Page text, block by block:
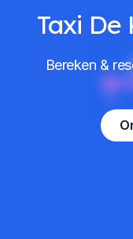
Taxi De
Bereken &